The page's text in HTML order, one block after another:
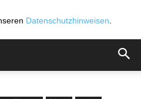
Datenschutzhinweisen